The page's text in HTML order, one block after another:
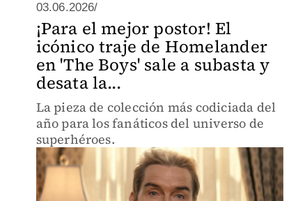
03.06.2026/
¡Para el mejor postor! El
icónico traje de Homelander
en 'The Boys' sale a subasta y
desata la...
La pieza de colección más codiciada del
año para los fanáticos del universo de
superhéroes.